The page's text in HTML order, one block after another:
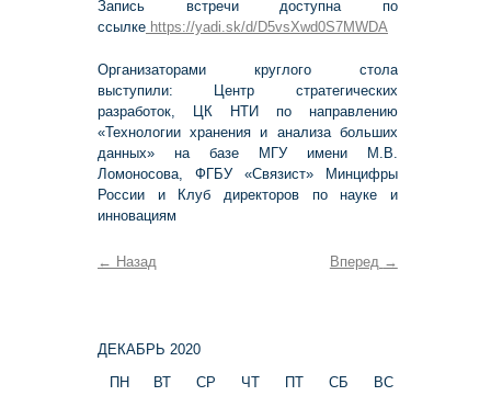
Запись встречи доступна по
ссылке https://yadi.sk/d/D5vsXwd0S7MWDA
Организаторами круглого стола
выступили: Центр стратегических
разработок, ЦК НТИ по направлению
«Технологии хранения и анализа больших
данных» на базе МГУ имени М.В.
Ломоносова, ФГБУ «Связист» Минцифры
России и Клуб директоров по науке и
инновациям
← Назад Вперед →
ДЕКАБРЬ 2020
ПН
ВТ СР ЧТ ПТ СБ ВС